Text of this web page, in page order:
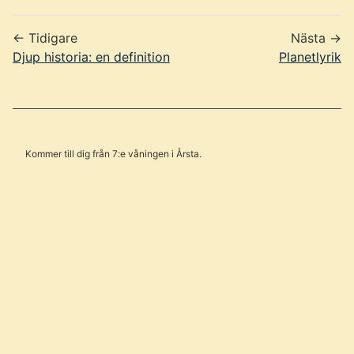
← Tidigare
Djup historia: en definition
Nästa →
Planetlyrik
Kommer till dig från 7:e våningen i Årsta.